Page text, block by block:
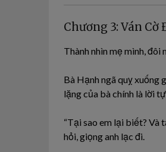
Chương 3: Ván
Thành nhìn mẹ mình,
Bà Hạnh ngã quỵ xuống
lặng của bà chính là lời
“Tại sao em lại biết? Và
hỏi, giọng anh lạc đi.